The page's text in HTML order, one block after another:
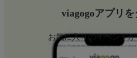
viagogoアプリ
お気に入りのイベント